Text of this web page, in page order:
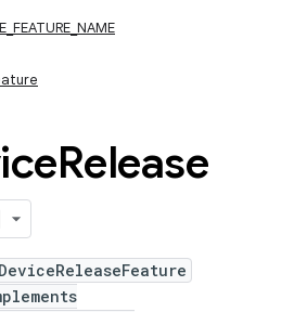
Release